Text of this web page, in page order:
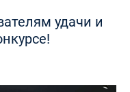
удачи и